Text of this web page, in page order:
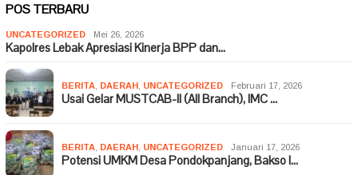
POS TERBARU
UNCATEGORIZED Mei 26, 2026
Kapolres Lebak Apresiasi Kinerja BPP dan…
BERITA DAERAH UNCATEGORIZED Februari 17, 2026
Usai Gelar MUSTCAB-II (All Branch), IMC …
BERITA DAERAH UNCATEGORIZED Januari 17, 2026
Potensi UMKM Desa Pondokpanjang, Bakso I…